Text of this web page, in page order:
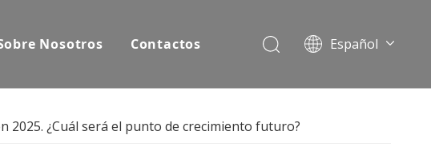
Nosotros Contactos Español
Pусский
2025. ¿Cuál será el punto de crecimiento futuro?